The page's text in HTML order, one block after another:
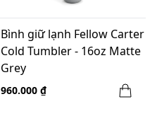
Bình giữ lạnh Fellow Carter
Cold Tumbler - 16oz Matte
Grey
960.000 ₫